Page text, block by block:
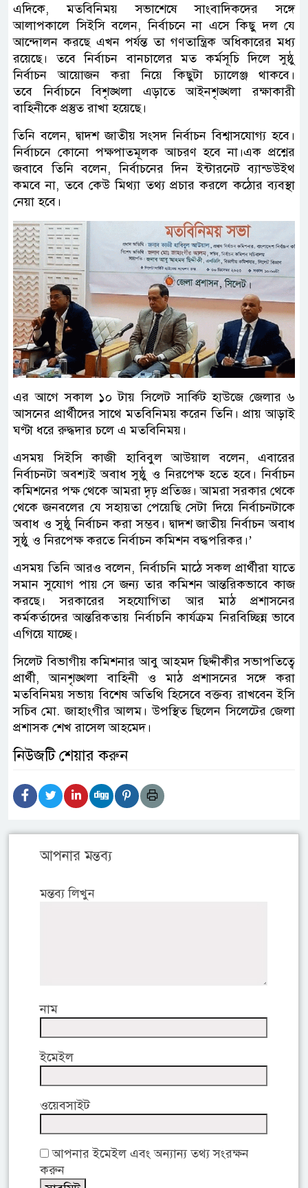
এদিকে, মতবিনিময় সভাশেষে সাংবাদিকদের সঙ্গে
আলাপকালে সিইসি বলেন, নির্বাচনে না এসে কিছু দল যে
আন্দোলন করছে এখন পর্যন্ত তা গণতান্ত্রিক অধিকারের মধ্য
রয়েছে। তবে নির্বাচন বানচালের মত কর্মসূচি দিলে সুষ্ঠু
নির্বাচন আয়োজন করা নিয়ে কিছুটা চ্যালেঞ্জ থাকবে।
তবে নির্বাচনে বিশৃঙ্খলা এড়াতে আইনশৃঙ্খলা রক্ষাকারী
বাহিনীকে প্রস্তুত রাখা হয়েছে।
তিনি বলেন, দ্বাদশ জাতীয় সংসদ নির্বাচন বিশ্বাসযোগ্য হবে।
নির্বাচনে কোনো পক্ষপাতমূলক আচরণ হবে না।এক প্রশ্নের
জবাবে তিনি বলেন, নির্বাচনের দিন ইন্টারনেট ব্যান্ডউইথ
কমবে না, তবে কেউ মিথ্যা তথ্য প্রচার করলে কঠোর ব্যবস্থা
নেয়া হবে।
এর আগে সকাল ১০ টায় সিলেট সার্কিট হাউজে জেলার ৬
আসনের প্রার্থীদের সাথে মতবিনিময় করেন তিনি। প্রায় আড়াই
ঘণ্টা ধরে রুদ্ধদার চলে এ মতবিনিময়।
এসময় সিইসি কাজী হাবিবুল আউয়াল বলেন, এবারের
নির্বাচনটা অবশ্যই অবাধ সুষ্ঠু ও নিরপেক্ষ হতে হবে। নির্বাচন
কমিশনের পক্ষ থেকে আমরা দৃঢ় প্রতিজ্ঞ। আমরা সরকার থেকে
থেকে জনবলের যে সহায়তা পেয়েছি সেটা দিয়ে নির্বাচনটাকে
অবাধ ও সুষ্ঠু নির্বাচন করা সম্ভব। দ্বাদশ জাতীয় নির্বাচন অবাধ
সুষ্ঠু ও নিরপেক্ষ করতে নির্বাচন কমিশন বদ্ধপরিকর।’
এসময় তিনি আরও বলেন, নির্বাচনি মাঠে সকল প্রার্থীরা যাতে
সমান সুযোগ পায় সে জন্য তার কমিশন আন্তরিকভাবে কাজ
করছে। সরকারের সহযোগিতা আর মাঠ প্রশাসনের
কর্মকর্তাদের আন্তরিকতায় নির্বাচনি কার্যক্রম নিরবিচ্ছিন্ন ভাবে
এগিয়ে যাচ্ছে।
সিলেট বিভাগীয় কমিশনার আবু আহমদ ছিদ্দীকীর সভাপতিত্বে
প্রার্থী, আনশৃঙ্খলা বাহিনী ও মাঠ প্রশাসনের সঙ্গে করা
মতবিনিময় সভায় বিশেষ অতিথি হিসেবে বক্তব্য রাখবেন ইসি
সচিব মো. জাহাংগীর আলম। উপস্থিত ছিলেন সিলেটের জেলা
প্রশাসক শেখ রাসেল আহমেদ।
নিউজটি শেয়ার করুন
আপনার মন্তব্য
মন্তব্য লিখুন
নাম
ইমেইল
ওয়েবসাইট
আপনার ইমেইল এবং অন্যান্য তথ্য সংরক্ষন
করুন